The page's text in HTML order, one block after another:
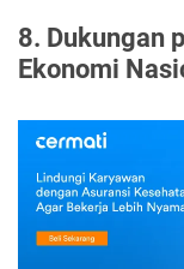
8. Dukungan
Ekonomi